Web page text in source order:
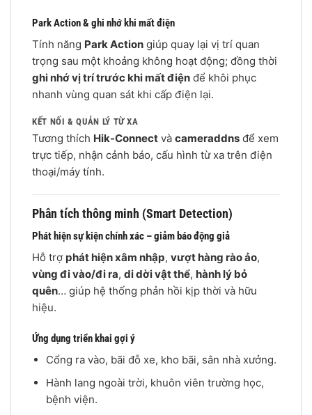
Park Action & ghi nhớ khi mất điện
Tính năng Park Action giúp quay lại vị trí quan
trọng sau một khoảng không hoạt động; đồng thời
ghi nhớ vị trí trước khi mất điện để khôi phục
nhanh vùng quan sát khi cấp điện lại.
KẾT NỐI & QUẢN LÝ TỪ XA
Tương thích Hik-Connect và cameraddns để xem
trực tiếp, nhận cảnh báo, cấu hình từ xa trên điện
thoại/máy tính.
Phân tích thông minh (Smart Detection)
Phát hiện sự kiện chính xác – giảm báo động giả
Hỗ trợ phát hiện xâm nhập, vượt hàng rào ảo,
vùng đi vào/đi ra, di dời vật thể, hành lý bỏ
quên… giúp hệ thống phản hồi kịp thời và hữu
hiệu.
Ứng dụng triển khai gợi ý
Cổng ra vào, bãi đỗ xe, kho bãi, sân nhà xưởng.
Hành lang ngoài trời, khuôn viên trường học,
bệnh viện.